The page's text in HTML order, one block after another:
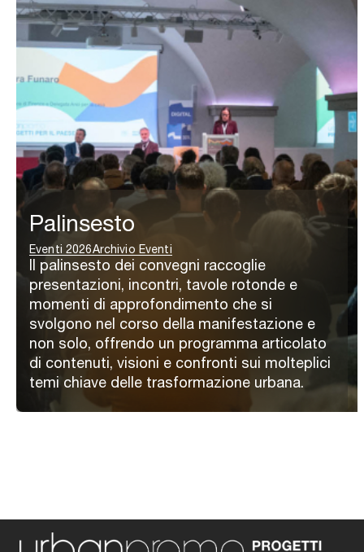
Palinsesto
Eventi 2026Archivio Eventi
Il palinsesto dei convegni raccoglie
presentazioni, incontri, tavole rotonde e
momenti di approfondimento che si
svolgono nel corso della manifestazione e
non solo, offrendo un programma articolato
di contenuti, visioni e confronti sui molteplici
temi chiave delle trasformazione urbana.